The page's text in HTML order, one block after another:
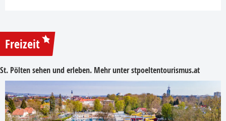
Freizeit
St. Pölten sehen und erleben. Mehr unterstpoeltentourismus.at